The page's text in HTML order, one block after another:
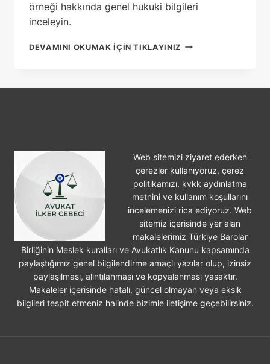
örneği hakkında genel hukuki bilgileri
inceleyin.
DEVAMINI OKUMAK IÇIN TIKLAYINIZ AILE
Web sitemizi ziyaret ederken
çerezler kullanıyoruz, çerez
politikamızı, kvkk aydınlatma
metnini ve kullanım koşullarını
incelemenizi rica ediyoruz. Web
sitemiz içerisinde yer alan
makalelerimiz Türkiye Barolar
Birliğinin Meslek kuralları ve Avukatlık Kanunu kapsamında
paylaştığımız genel bilgilendirme amaçlı yazılar olup, izinsiz
paylaşılması, alıntılanması ve kopyalanması yasaktır.
Makaleler içerisinde hatalı, güncel olmayan veya eksik
bilgileri tespit etmeniz halinde bizimle iletişime geçebilirsiniz.